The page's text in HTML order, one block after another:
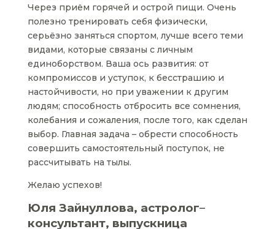
Через приём горячей и острой пищи. Очень
полезно тренировать себя физически,
серьёзно заняться спортом, лучше всего теми
видами, которые связаны с личным
единоборством. Ваша ось развития: от
компромиссов и уступок, к бесстрашию и
настойчивости, но при уважении к другим
людям; способность отбросить все сомнения,
колебания и сожаления, после того, как сделан
выбор. Главная задача – обрести способность
совершить самостоятельный поступок, не
рассчитывать на тылы.
Желаю успехов!
Юля Зайнуллова, астролог–
консультант, выпускница